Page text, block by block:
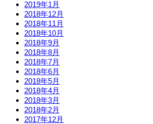
2019年1月
2018年12月
2018年11月
2018年10月
2018年9月
2018年8月
2018年7月
2018年6月
2018年5月
2018年4月
2018年3月
2018年2月
2017年12月